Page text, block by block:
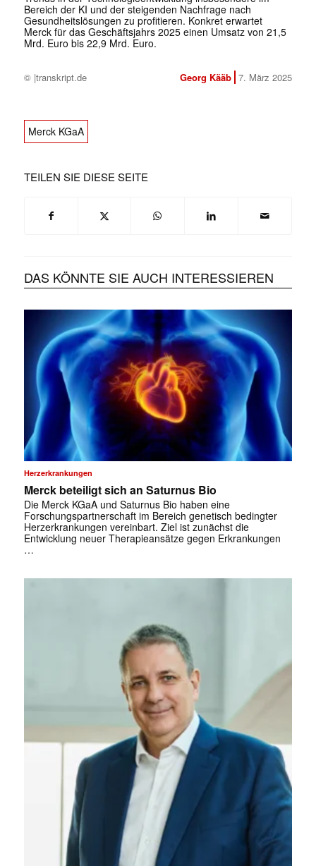
Bereich der KI und der steigenden Nachfrage nach
Gesundheitslösungen zu profitieren. Konkret erwartet
Merck für das Geschäftsjahrs 2025 einen Umsatz von 21,5
Mrd. Euro bis 22,9 Mrd. Euro.
© |transkript.de Georg Kääb 7. März 2025
Merck KGaA
TEILEN SIE DIESE SEITE
DAS KÖNNTE SIE AUCH INTERESSIEREN
Herzerkrankungen
Merck beteiligt sich an Saturnus Bio
Die Merck KGaA und Saturnus Bio haben eine
Forschungspartnerschaft im Bereich genetisch bedingter
Herzerkrankungen vereinbart. Ziel ist zunächst die
Entwicklung neuer Therapieansätze gegen Erkrankungen
…